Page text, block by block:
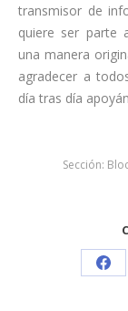
transmisor de
quiere ser parte
una manera
agradecer a
día tras día
Sección: